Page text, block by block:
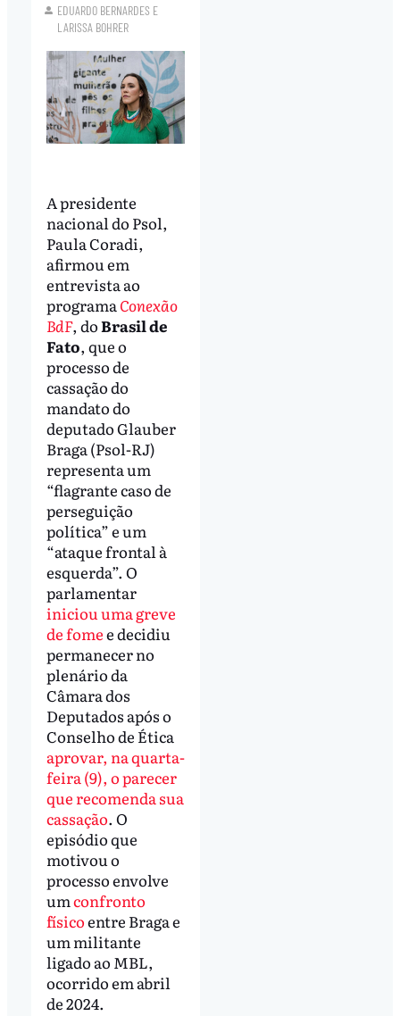
EDUARDO BERNARDES E
LARISSA BOHRER
A presidente
nacional do Psol,
Paula Coradi,
afirmou em
entrevista ao
programaConexão
BdF, doBrasil de
Fato, que o
processo de
cassação do
mandato do
deputado Glauber
Braga (Psol-RJ)
representa um
“flagrante caso de
perseguição
política” e um
“ataque frontal à
esquerda”. O
parlamentar
iniciou uma greve
de fomee decidiu
permanecer no
plenário da
Câmara dos
Deputados após o
Conselho de Ética
aprovar, na quarta-
feira (9), o parecer
que recomenda sua
cassação. O
episódio que
motivou o
processo envolve
umconfronto
físicoentre Braga e
um militante
ligado ao MBL,
ocorrido em abril
de 2024.